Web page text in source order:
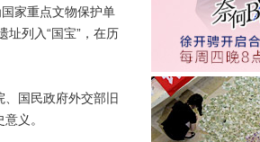
家重点文物保护单
址列入“国宝”，在历
国民政府外交部旧
义。